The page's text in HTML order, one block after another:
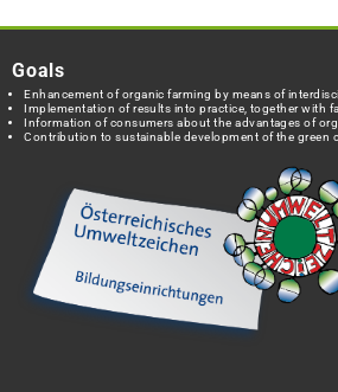
Goals
Enhancement of organic farming by means of
Implementation of results into practice, together with
Information of consumers about the advantages of
Contribution to sustainable development of the green